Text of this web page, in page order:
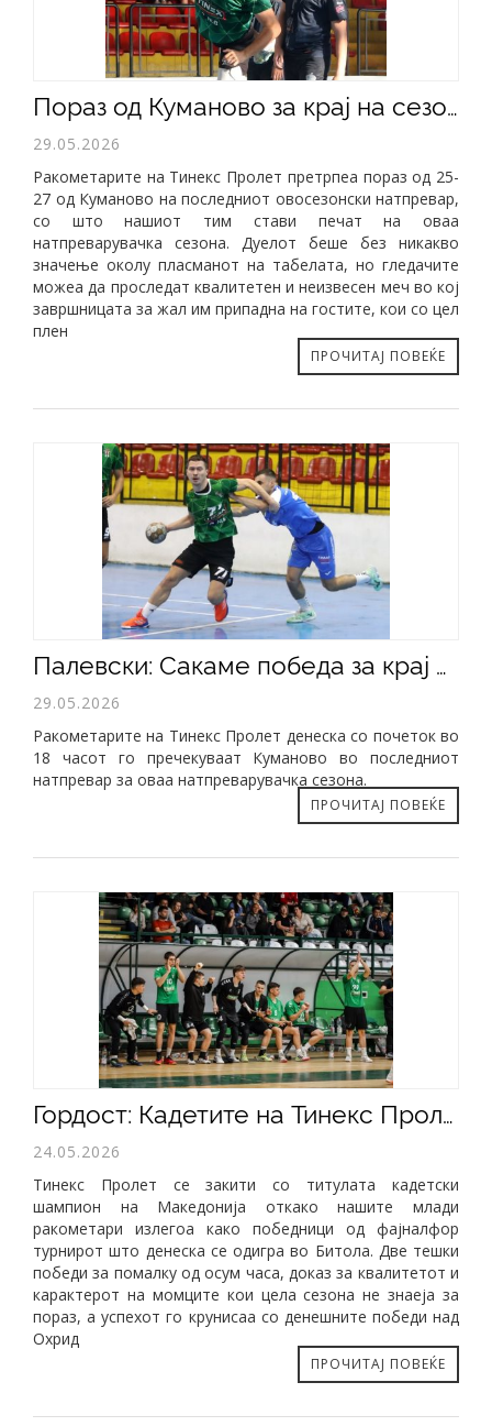
Пораз од Куманово за крај на сезоната
29.05.2026
Ракометарите на Тинекс Пролет претрпеа пораз од 25-
27 од Куманово на последниот овосезонски натпревар,
со што нашиот тим стави печат на оваа
натпреварувачка сезона. Дуелот беше без никакво
значење околу пласманот на табелата, но гледачите
можеа да проследат квалитетен и неизвесен меч во кој
завршницата за жал им припадна на гостите, кои со цел
плен
ПРОЧИТАЈ ПОВЕЌЕ
​Палевски: Сакаме победа за крај на сезоната
29.05.2026
Ракометарите на Тинекс Пролет денеска со почеток во
18 часот го пречекуваат Куманово во последниот
натпревар за оваа натпреварувачка сезона.
ПРОЧИТАЈ ПОВЕЌЕ
​Гордост: Кадетите на Тинекс Пролет се шампиони на Македонија
24.05.2026
Тинекс Пролет се закити со титулата кадетски
шампион на Македонија откако нашите млади
ракометари излегоа како победници од фајналфор
турнирот што денеска се одигра во Битола. Две тешки
победи за помалку од осум часа, доказ за квалитетот и
карактерот на момците кои цела сезона не знаеја за
пораз, а успехот го крунисаа со денешните победи над
Охрид
ПРОЧИТАЈ ПОВЕЌЕ